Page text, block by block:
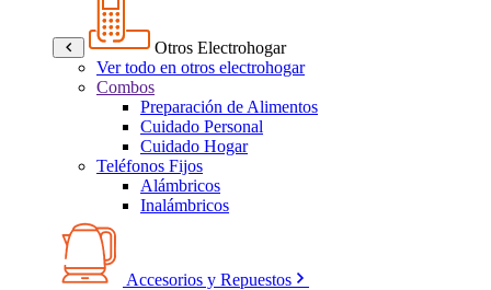
Otros Electrohogar
Ver todo en otros electrohogar
Combos
Preparación de Alimentos
Cuidado Personal
Cuidado Hogar
Teléfonos Fijos
Alámbricos
Inalámbricos
Accesorios y Repuestos